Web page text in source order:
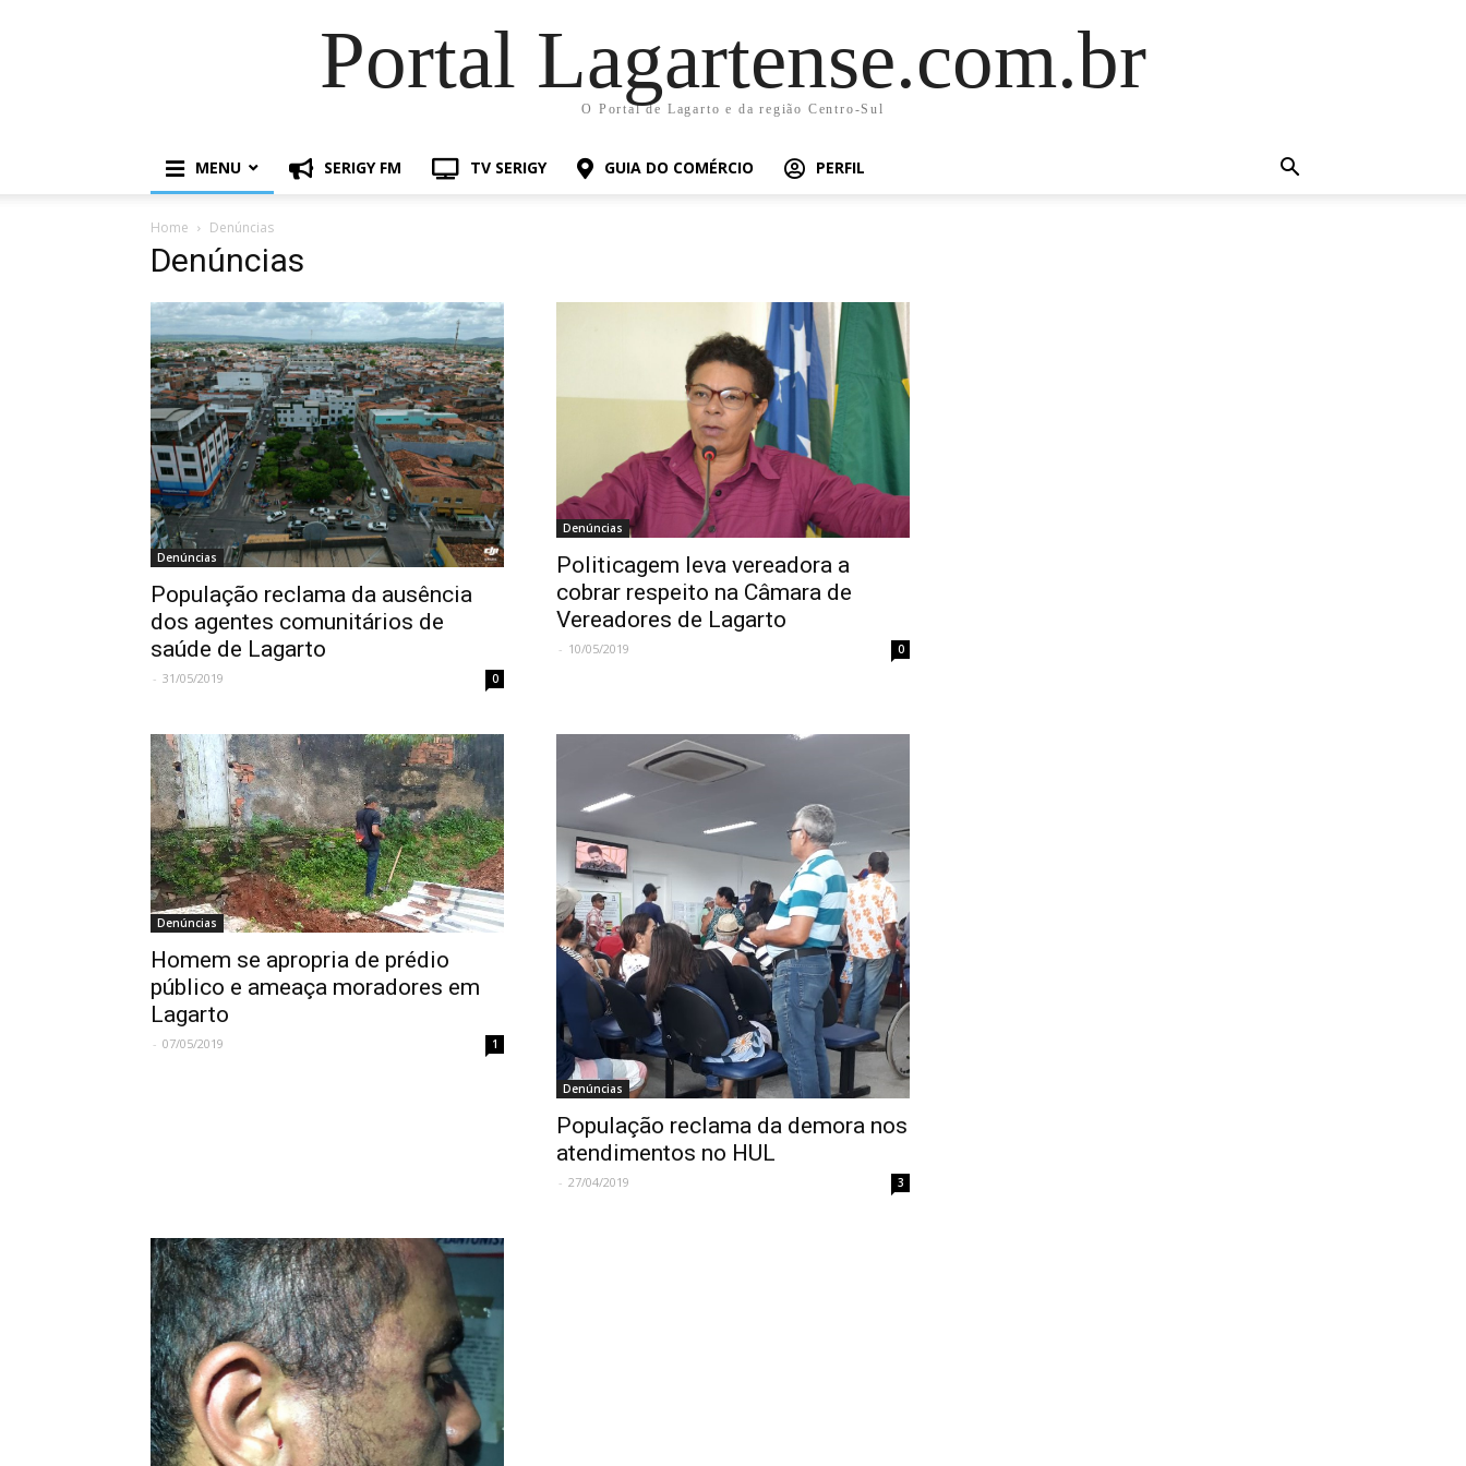
Portal Lagartense.com.br
O Portal de Lagarto e da região Centro-Sul
MENU SERIGY FM TV SERIGY GUIA DO COMÉRCIO PERFIL
Home Denúncias
Denúncias
Denúncias
População reclama da ausência
dos agentes comunitários de
saúde de Lagarto
- 31/05/2019 0
Denúncias
Politicagem leva vereadora a
cobrar respeito na Câmara de
Vereadores de Lagarto
- 10/05/2019 0
Denúncias
Homem se apropria de prédio
público e ameaça moradores em
Lagarto
- 07/05/2019 1
Denúncias
População reclama da demora nos
atendimentos no HUL
- 27/04/2019 3